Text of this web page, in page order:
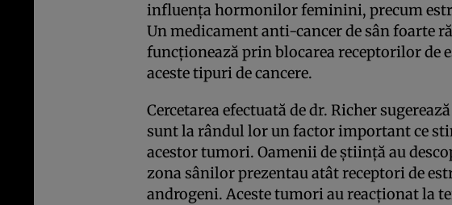
influenţa hormonilor feminini, precum
Un medicament anti-cancer de sân foarte
funcţionează prin blocarea receptorilor de
aceste tipuri de cancere.
Cercetarea efectuată de dr. Richer
sunt la rândul lor un factor important ce
acestor tumori. Oamenii de ştiinţă au
zona sânilor prezentau atât receptori de
androgeni. Aceste tumori au reacţionat la